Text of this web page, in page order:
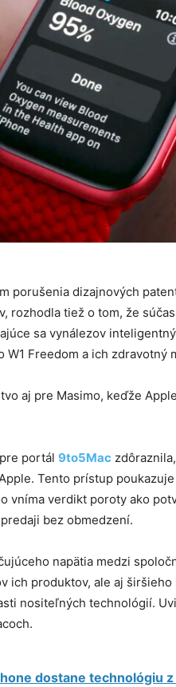
porušenia dizajnových
rozhodla tiež o tom, že
sa vynálezov
Freedom a ich zdravotný
aj pre Masimo, keďže
portál 9to5Mac
Tento prístup
vníma verdikt poroty ako
bez obmedzení.
napätia medzi
ich produktov, ale aj
nositeľných technológií.
dostane technológiu